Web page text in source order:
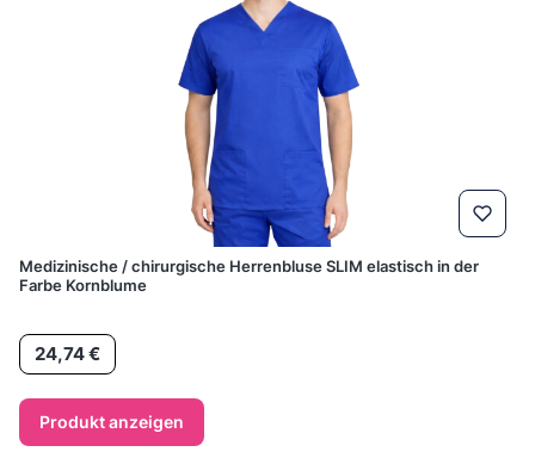
Medizinische / chirurgische Herrenbluse SLIM elastisch in der
Farbe Kornblume
Preis
24,74 €
Produkt anzeigen